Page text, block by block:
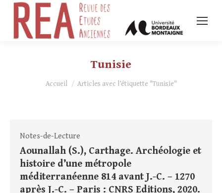
Tunisie
Vous êtes ici :
Accueil Articles avec l’étiquette "Tunisie"
Notes-de-Lecture
Aounallah (S.), Carthage. Archéologie et
histoire d’une métropole
méditerranéenne 814 avant J.-C. – 1270
après J.-C. – Paris : CNRS Editions, 2020.